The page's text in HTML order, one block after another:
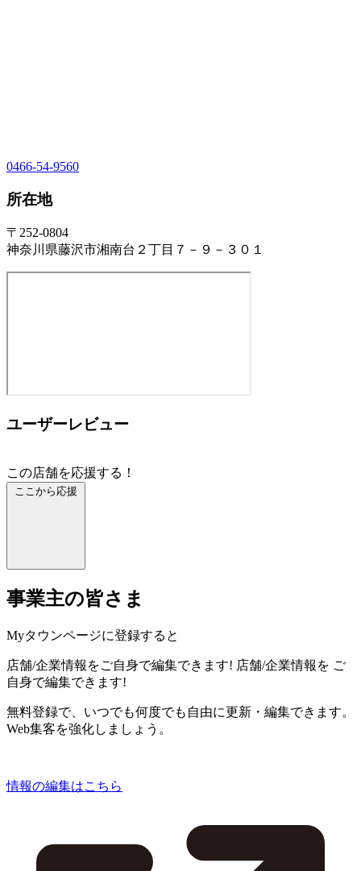
0466-54-9560
所在地
〒252-0804
神奈川県藤沢市湘南台２丁目７－９－３０１
ユーザーレビュー
この店舗を応援する！
ここから応援
事業主の皆さま
Myタウンページに登録すると
店舗/企業情報をご自身で編集できます! 店舗/企業情報を ご
自身で編集できます!
無料登録で、いつでも何度でも自由に更新・編集できます。
Web集客を強化しましょう。
情報の編集はこちら